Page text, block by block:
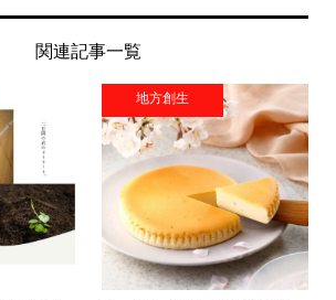
関連記事一覧
地方創生